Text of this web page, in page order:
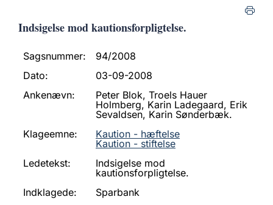
Indsigelse mod kautionsforpligtelse.
Sagsnummer:
94/2008
Dato:
03-09-2008
Ankenævn:
Peter Blok, Troels Hauer
Holmberg, Karin Ladegaard, Erik
Sevaldsen, Karin Sønderbæk.
Klageemne:
Kaution - hæftelse
Kaution - stiftelse
Ledetekst:
Indsigelse mod
kautionsforpligtelse.
Indklagede:
Sparbank